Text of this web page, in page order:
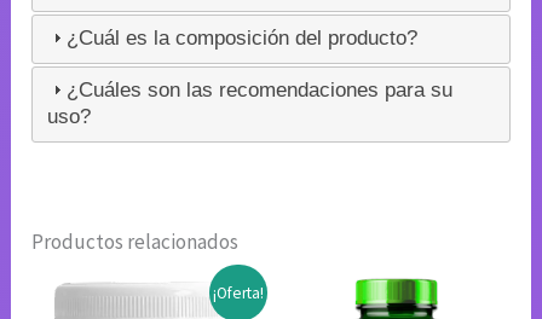
¿Cuál es la composición del producto?
¿Cuáles son las recomendaciones para su
uso?
Productos relacionados
¡Oferta!